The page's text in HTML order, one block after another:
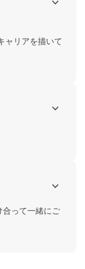
ャリアを描いて
合って一緒にご